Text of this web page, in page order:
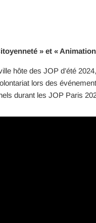
» et «
hôte des JOP d’été
lors des
durant les JOP Paris